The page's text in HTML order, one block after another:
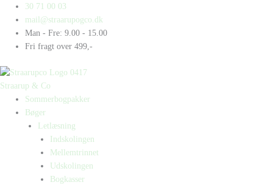
indholdet
30 71 00 03
mail@straarupogco.dk
Man - Fre: 9.00 - 15.00
Fri fragt over 499,-
Straarup & Co
Sommerbogpakker
Bøger
Letlæsning
Indskolingen
Mellemtrinnet
Udskolingen
Bogkasser
Products
search
Products
search
Israel